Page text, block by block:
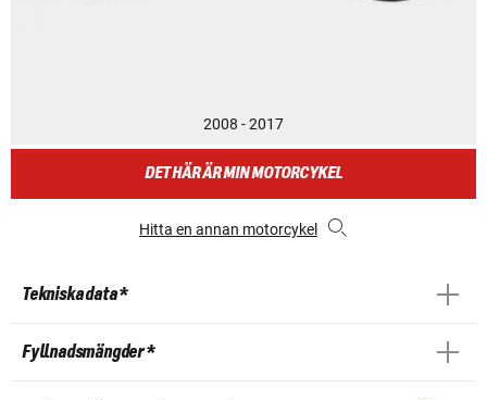
2008 - 2017
DET HÄR ÄR MIN MOTORCYKEL
Hitta en annan motorcykel
Tekniska data *
Fyllnadsmängder *